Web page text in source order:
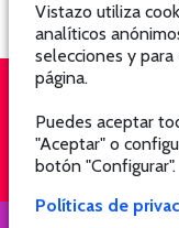
QUIÉNES SOMOS
Vistazo utiliza
analíticos
selecciones y
página.
Puedes aceptar
"Aceptar" o
botón "Configurar".
Políticas de